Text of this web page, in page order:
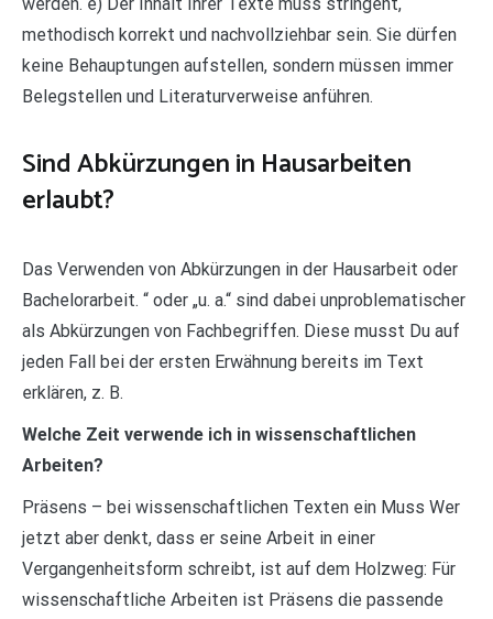
methodisch korrekt und nachvollziehbar sein. Sie dürfen
keine Behauptungen aufstellen, sondern müssen immer
Belegstellen und Literaturverweise anführen.
Sind Abkürzungen in Hausarbeiten
erlaubt?
Das Verwenden von Abkürzungen in der Hausarbeit oder
Bachelorarbeit. “ oder „u. a.“ sind dabei unproblematischer
als Abkürzungen von Fachbegriffen. Diese musst Du auf
jeden Fall bei der ersten Erwähnung bereits im Text
erklären, z. B.
Welche Zeit verwende ich in wissenschaftlichen
Arbeiten?
Präsens – bei wissenschaftlichen Texten ein Muss Wer
jetzt aber denkt, dass er seine Arbeit in einer
Vergangenheitsform schreibt, ist auf dem Holzweg: Für
wissenschaftliche Arbeiten ist Präsens die passende